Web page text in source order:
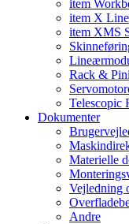
item
item X Line
item XMS
Rack &
Telescopic
Dokumenter
Materielle
Vejledning
Andre